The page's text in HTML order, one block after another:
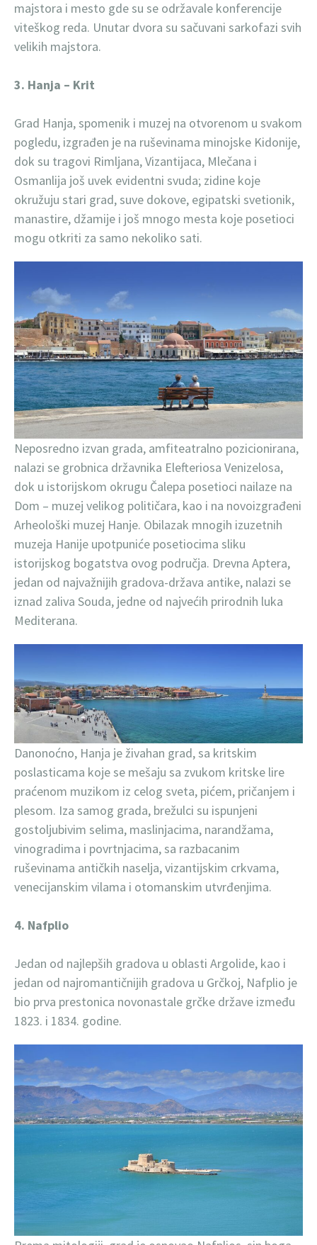
majstora i mesto gde su se održavale konferencije
viteškog reda. Unutar dvora su sačuvani sarkofazi svih
velikih majstora.
3. Hanja – Krit
Grad Hanja, spomenik i muzej na otvorenom u svakom
pogledu, izgrađen je na ruševinama minojske Kidonije,
dok su tragovi Rimljana, Vizantijaca, Mlečana i
Osmanlija još uvek evidentni svuda; zidine koje
okružuju stari grad, suve dokove, egipatski svetionik,
manastire, džamije i još mnogo mesta koje posetioci
mogu otkriti za samo nekoliko sati.
Neposredno izvan grada, amfiteatralno pozicionirana,
nalazi se grobnica državnika Elefteriosa Venizelosa,
dok u istorijskom okrugu Čalepa posetioci nailaze na
Dom – muzej velikog političara, kao i na novoizgrađeni
Arheološki muzej Hanje. Obilazak mnogih izuzetnih
muzeja Hanije upotpuniće posetiocima sliku
istorijskog bogatstva ovog područja. Drevna Aptera,
jedan od najvažnijih gradova-država antike, nalazi se
iznad zaliva Souda, jedne od najvećih prirodnih luka
Mediterana.
Danonoćno, Hanja je živahan grad, sa kritskim
poslasticama koje se mešaju sa zvukom kritske lire
praćenom muzikom iz celog sveta, pićem, pričanjem i
plesom. Iza samog grada, brežulci su ispunjeni
gostoljubivim selima, maslinjacima, narandžama,
vinogradima i povrtnjacima, sa razbacanim
ruševinama antičkih naselja, vizantijskim crkvama,
venecijanskim vilama i otomanskim utvrđenjima.
4. Nafplio
Jedan od najlepših gradova u oblasti Argolide, kao i
jedan od najromantičnijih gradova u Grčkoj, Nafplio je
bio prva prestonica novonastale grčke države između
1823. i 1834. godine.